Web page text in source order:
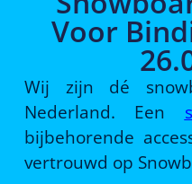
Voor
Wij zijn dé
Nederland. Een
bijbehorende
vertrouwd op